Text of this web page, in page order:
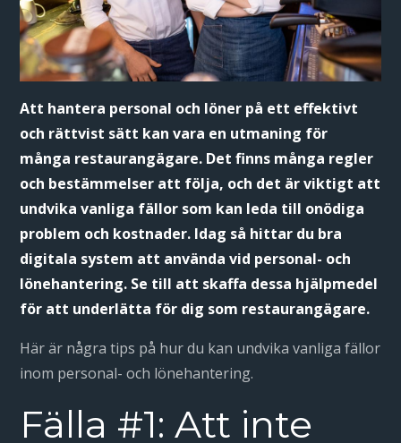
Att hantera personal och löner på ett effektivt
och rättvist sätt kan vara en utmaning för
många restaurangägare. Det finns många regler
och bestämmelser att följa, och det är viktigt att
undvika vanliga fällor som kan leda till onödiga
problem och kostnader. Idag så hittar du bra
digitala system att använda vid personal- och
lönehantering. Se till att skaffa dessa hjälpmedel
för att underlätta för dig som restaurangägare.
Här är några tips på hur du kan undvika vanliga fällor
inom personal- och lönehantering.
Fälla #1: Att inte